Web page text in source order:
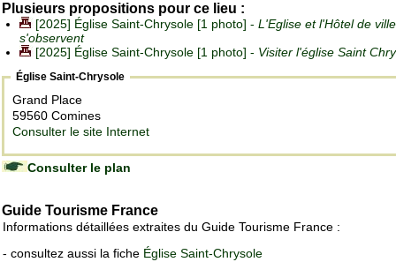
Plusieurs propositions pour ce lieu :
[2025] Église Saint-Chrysole [1 photo] - L'Eglise et l'Hôtel de ville
s'observent
[2025] Église Saint-Chrysole [1 photo] - Visiter l'église Saint
Église Saint-Chrysole
Grand Place
59560 Comines
Consulter le site Internet
Consulter le plan
Guide Tourisme France
Informations détaillées extraites du Guide Tourisme France :
- consultez aussi la fiche Église Saint-Chrysole